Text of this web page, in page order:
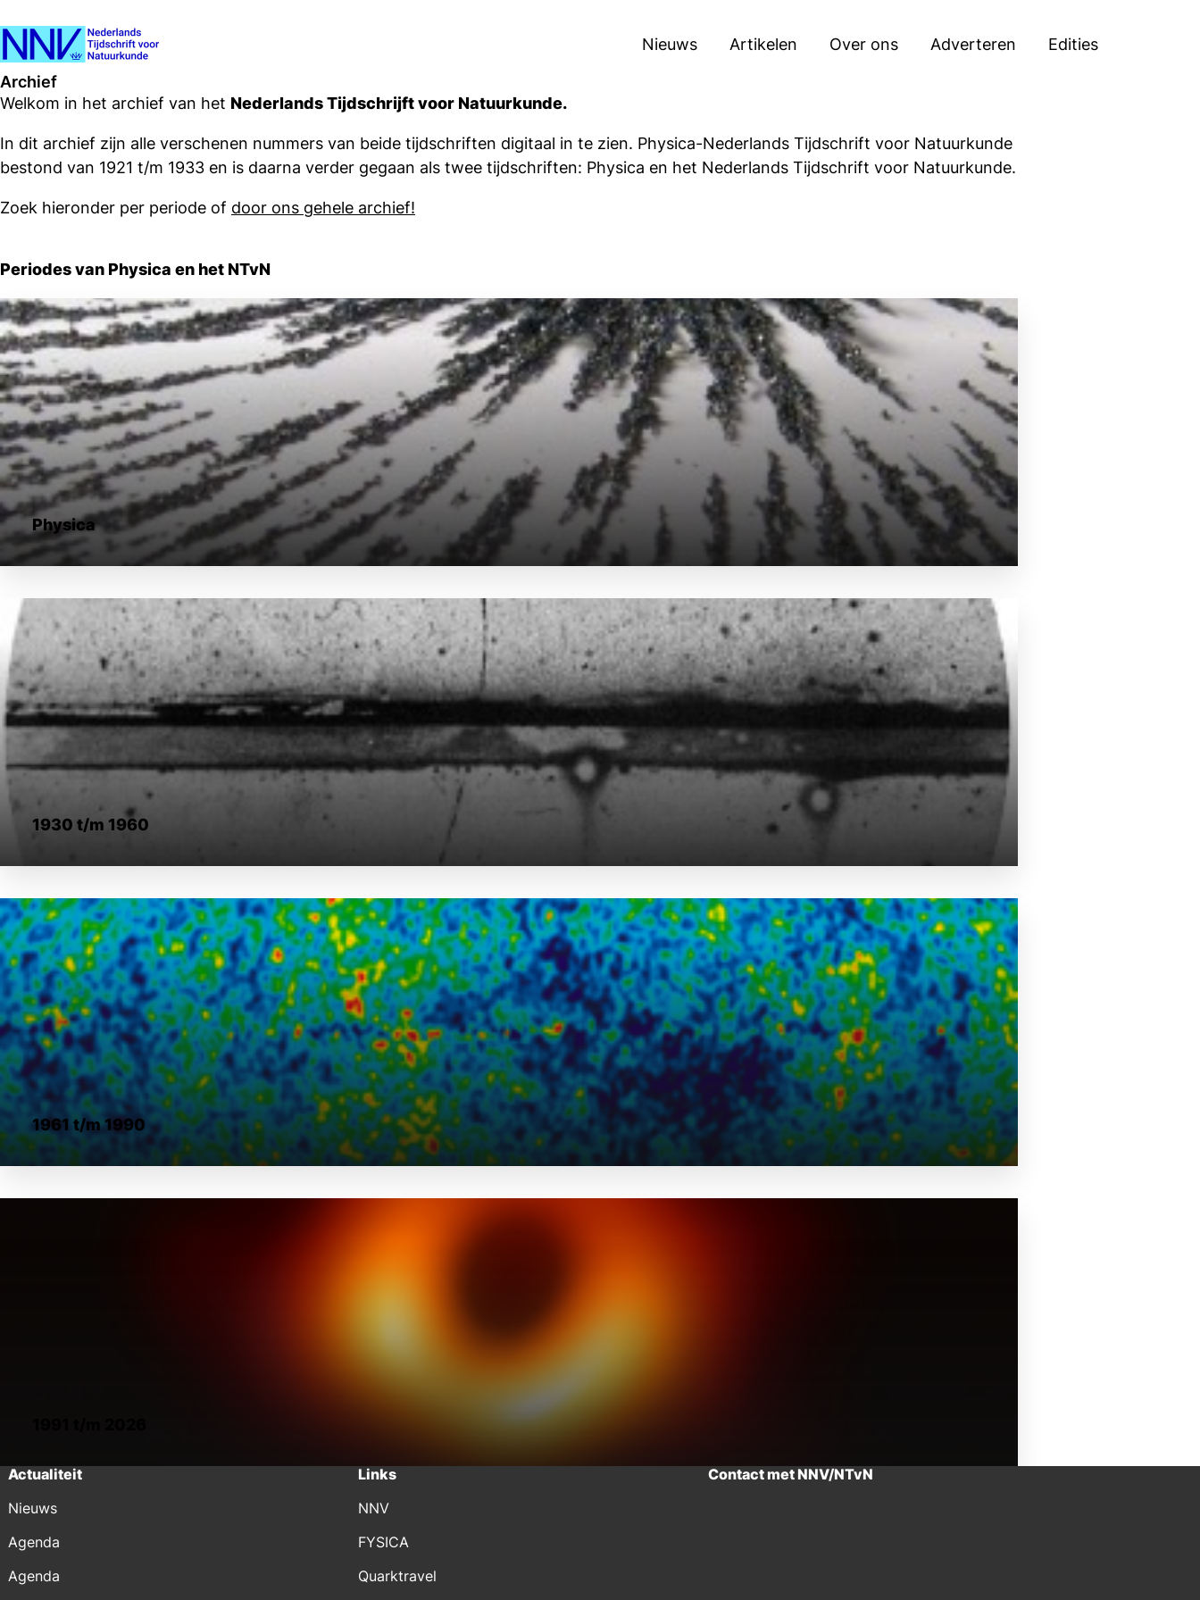
Nieuws Artikelen Over ons Adverteren Edities
Archief
Welkom in het archief van het Nederlands Tijdschrijft voor Natuurkunde.
In dit archief zijn alle verschenen nummers van beide tijdschriften digitaal in te zien. Physica-Nederlands Tijdschrift voor Natuurkunde
bestond van 1921 t/m 1933 en is daarna verder gegaan als twee tijdschriften: Physica en het Nederlands Tijdschrift voor Natuurkunde.
Zoek hieronder per periode of door ons gehele archief!
Periodes van Physica en het NTvN
Physica
1930 t/m 1960
1961 t/m 1990
Actualiteit
Nieuws
Agenda
Agenda
Links
NNV
FYSICA
Quarktravel
Contact met NNV/NTvN